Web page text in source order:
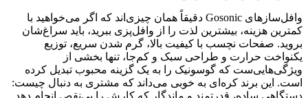
وافل‌سازهای Gosonic دقیقاً همان چیزی‌اند که اگر می‌خواهید با
کمترین هزینه، بیشترین لذت را از وافل‌پزی ببرید، باید سراغ‌شان
بروید. صفحات نچسب با کیفیت بالا، گرم شدن سریع، توزیع
یکنواخت حرارت و طراحی سبک و کم‌جا، تنها بخشی از
ویژگی‌هایی‌ست که گوسونیک را به یک گزینه محبوب تبدیل کرده
است. این برند کره‌ای به خوبی می‌داند که مشتری به دنبال چیست:
دستگاهی ساده، قدرتمند و ماندگار که کارش را بی‌نقص انجام دهد.